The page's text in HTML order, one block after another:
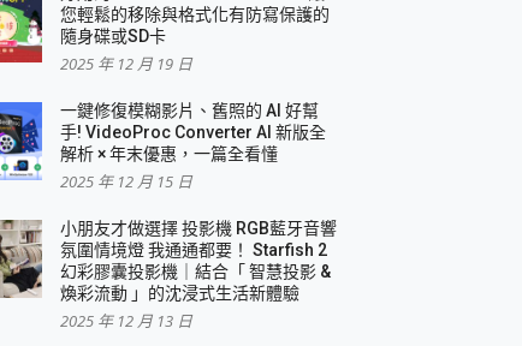
您輕鬆的移除與格式化有防寫保護的
隨身碟或SD卡
2025 年 12 月 19 日
一鍵修復模糊影片、舊照的 AI 好幫
手! VideoProc Converter AI 新版全
解析 × 年末優惠，一篇全看懂
2025 年 12 月 15 日
小朋友才做選擇 投影機 RGB藍牙音響
氛圍情境燈 我通通都要！ Starfish 2
幻彩膠囊投影機｜結合「 智慧投影 &
煥彩流動 」的沈浸式生活新體驗
2025 年 12 月 13 日